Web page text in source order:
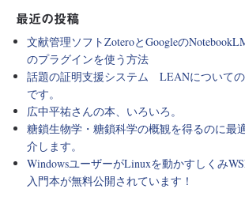
最近の投稿
文献管理ソフトZoteroとGoogleの
のプラグインを使う方法
話題の証明支援システム LEANについて
です。
広中平祐さんの本、いろいろ。
糖鎖生物学・糖鎖科学の概観を得るのに最
介します。
WindowsユーザーがLinuxを動かすしくみ
入門本が無料公開されています！